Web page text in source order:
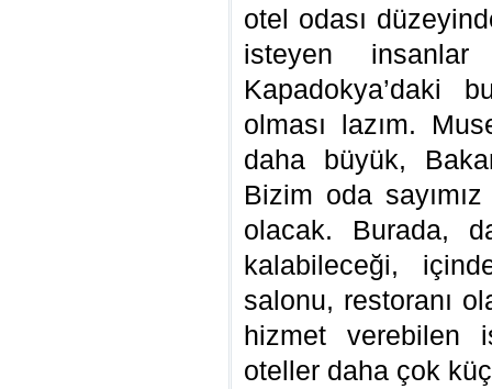
otel odası
isteyen
Kapadokya’daki
olması lazım.
daha büyük,
Bizim oda
olacak. Burada,
kalabileceği,
salonu, restoranı
hizmet verebilen
oteller daha çok